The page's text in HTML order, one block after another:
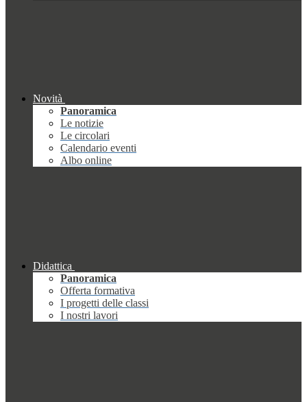
Novità
Panoramica
Le notizie
Le circolari
Calendario eventi
Albo online
Didattica
Panoramica
Offerta formativa
I progetti delle classi
I nostri lavori